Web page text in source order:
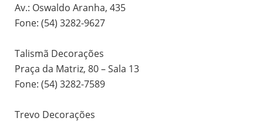
Av.: Oswaldo Aranha, 435
Fone: (54) 3282-9627
Talismã Decorações
Praça da Matriz, 80 – Sala 13
Fone: (54) 3282-7589
Trevo Decorações